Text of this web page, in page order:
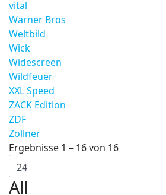
vital
Warner Bros
Weltbild
Wick
Widescreen
Wildfeuer
XXL Speed
ZACK Edition
ZDF
Zollner
Ergebnisse 1 – 16 von 16
All